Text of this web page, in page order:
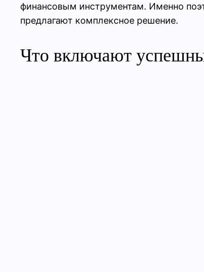
финансовым инструментам. Именно
предлагают комплексное решение.
Что включают